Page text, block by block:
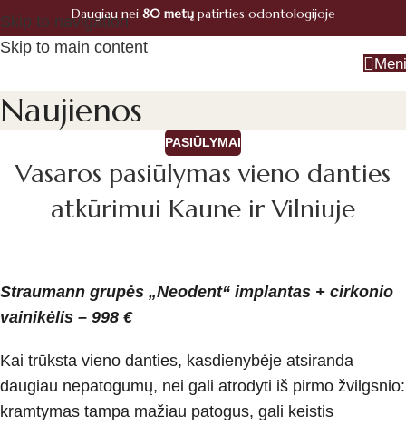
Skip to navigation
Skip to main content
+370 660 07770
Registracija
Daugiau nei 80 metųpatirties odontologijoje
Naujienos
PASIŪLYMAI
Vasaros pasiūlymas vieno danties
atkūrimui Kaune ir Vilniuje
Straumann grupės „Neodent“ implantas + cirkonio
vainikėlis – 998 €
Kai trūksta vieno danties, kasdienybėje atsiranda
daugiau nepatogumų, nei gali atrodyti iš pirmo žvilgsnio:
kramtymas tampa mažiau patogus, gali keistis